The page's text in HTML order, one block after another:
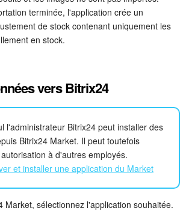
terminée, l'application crée un
de stock contenant uniquement les
en stock.
vers Bitrix24
l'administrateur Bitrix24 peut installer des
Bitrix24 Market. Il peut toutefois
à d'autres employés.
et installer une application du Market
Market, sélectionnez l'application souhaitée.